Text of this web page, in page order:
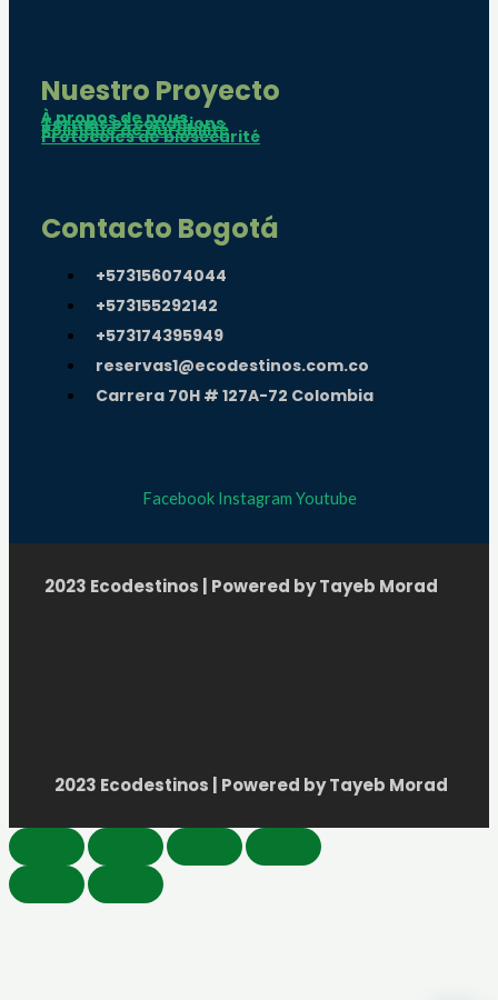
Nuestro Proyecto
À propos de nous
Termes et conditions
Politique de durabilité
Protocoles de biosécurité
Contacto Bogotá
+573156074044
+573155292142
+573174395949
reservas1@ecodestinos.com.co
Carrera 70H # 127A-72 Colombia
Facebook Instagram Youtube
2023 Ecodestinos | Powered by Tayeb Morad
2023 Ecodestinos | Powered by Tayeb Morad